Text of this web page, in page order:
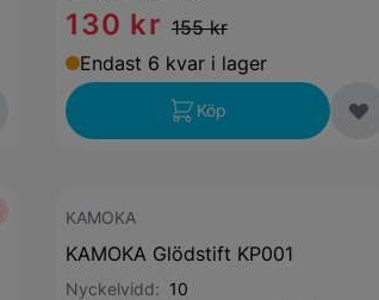
130 kr 155 kr
Endast 6 kvar i lager
Köp
KAMOKA
KAMOKA Glödstift KP001
Nyckelvidd: 10